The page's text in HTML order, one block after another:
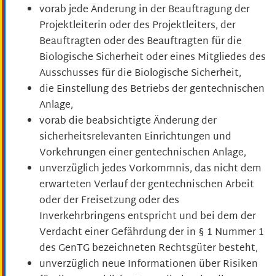
vorab jede Änderung in der Beauftragung der
Projektleiterin oder des Projektleiters, der
Beauftragten oder des Beauftragten für die
Biologische Sicherheit oder eines Mitgliedes des
Ausschusses für die Biologische Sicherheit,
die Einstellung des Betriebs der gentechnischen
Anlage,
vorab die beabsichtigte Änderung der
sicherheitsrelevanten Einrichtungen und
Vorkehrungen einer gentechnischen Anlage,
unverzüglich jedes Vorkommnis, das nicht dem
erwarteten Verlauf der gentechnischen Arbeit
oder der Freisetzung oder des
Inverkehrbringens entspricht und bei dem der
Verdacht einer Gefährdung der in § 1 Nummer 1
des GenTG bezeichneten Rechtsgüter besteht,
unverzüglich neue Informationen über Risiken